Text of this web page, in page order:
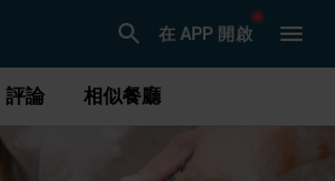
在 APP 開啟
評論 相似餐廳